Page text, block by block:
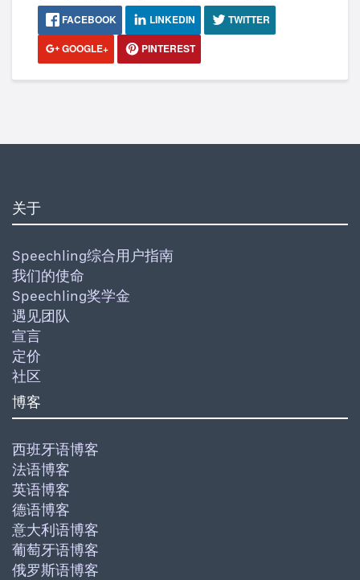
FACEBOOK LINKEDIN
TWITTER
GOOGLE+
PINTEREST
关于
Speechling综合用户指南
我们的使命
Speechling奖学金
遇见团队
宣言
定价
社区
博客
西班牙语博客
法语博客
英语博客
德语博客
意大利语博客
葡萄牙语博客
俄罗斯语博客